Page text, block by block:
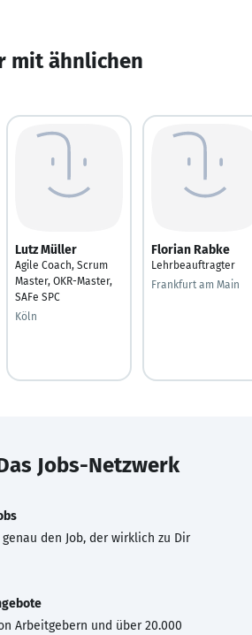
mit ähnlichen
Lutz Müller
Agile Coach, Scrum
Master, OKR-Master,
SAFe SPC
Köln
Florian Rabke
Lehrbeauftragter
Frankfurt am Main
Jobs-Netzwerk
den Job, der wirklich zu Dir
Arbeitgebern und über 20.000